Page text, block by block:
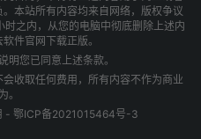
本站所有内容均来自网络，版权争议
之内，从您的电脑中彻底删除上述内
件官网下载正版。
明您已同意上述条款。
收取任何费用，所有内容不作为商业
。
- 鄂ICP备2021015464号-3